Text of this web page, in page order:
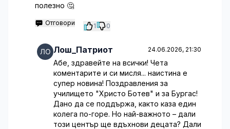
полезно 🤔
Отговори 1 0
Лош_Патриот 24.06.2026, 21:30
Абе, здравейте на всички! Чета
коментарите и си мисля... наистина е
супер новина! Поздравления за
училището "Христо Ботев" и за Бургас!
Дано да се поддържа, както каза един
колега по-горе. Но най-важното – дали
този център ще вдъхнови децата? Дали